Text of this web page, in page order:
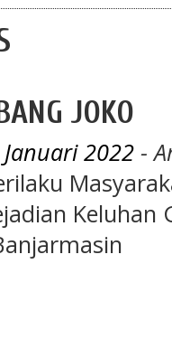
JOKO
2022 -